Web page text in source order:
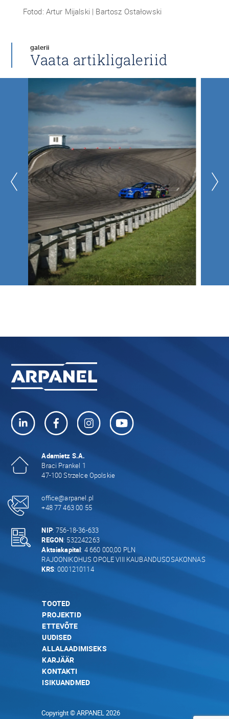
Fotod: Artur Mijalski | Bartosz Ostałowski
galerii
Vaata artikligaleriid
Adamietz S.A.
Braci Prankel 1
47-100 Strzelce Opolskie
office@arpanel.pl
+48 77 463 00 55
NIP: 756-18-36-633
REGON: 532242263
Aktsiakapital: 4 660 000,00 PLN
RAJOONIKOHUS OPOLE VIII KAUBANDUSOSAKONNAS
KRS: 0001210114
TOOTED
PROJEKTID
ETTEVÕTE
UUDISED
ALLALAADIMISEKS
KARJÄÄR
KONTAKTI
ISIKUANDMED
Copyright © ARPANEL 2026